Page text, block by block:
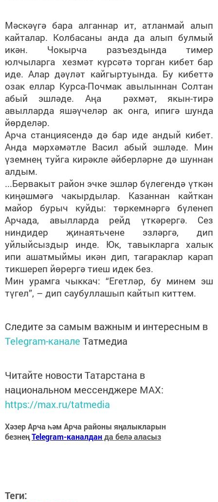
Мәскәүгә бара алганнар ит, атланмай алып
кайталар. Колбасаны анда да алып булмый
икән. Чокырча разъездында тимер
юлчыларга хезмәт күрсәтә торган кибет бар
иде. Алар дәүләт кайгыртуында. Бу кибеттә
озак еллар Курса-Почмак авылыннан Солтан
абый эшләде. Аңа рәхмәт, якын-тирә
авылларда яшәүчеләр ак онга, ипигә шунда
йөрделәр.
Арча станциясендә дә бар иде андый кибет.
Анда мәрхәмәтле Васил абый эшләде. Мин
үземнең туйга кирәкле әйберләрне дә шуннан
алдым.
...Бервакыт район эчке эшләр бүлегендә үткән
киңәшмәгә чакырдылар. Казаннан кайткан
майор бурыч куйды: төркемнәргә бүленеп
Арчада, авылларда рейд үткәрергә. Сез
ниндидер җинаятьчене эзләргә, дип
уйлыйсыздыр инде. Юк, тавыкларга халык
ипи ашатмыймы икән дип, тагараклар карап
тикшереп йөрергә тиеш идек без.
Мин урамга чыккач: “Егетләр, бу минем эш
түгел”, – дип саубуллашып кайтып киттем.
Следите за самым важным и интересным в
Telegram-канале Татмедиа
Читайте новости Татарстана в
национальном мессенджере MАХ:
https://max.ru/tatmedia
Хәзер Арча һәм Арча районы яңалыкларын
безнеңTelegram-каналданда белә аласыз
Теги: